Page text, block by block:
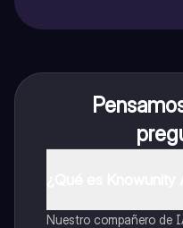
Nuestro compañero de